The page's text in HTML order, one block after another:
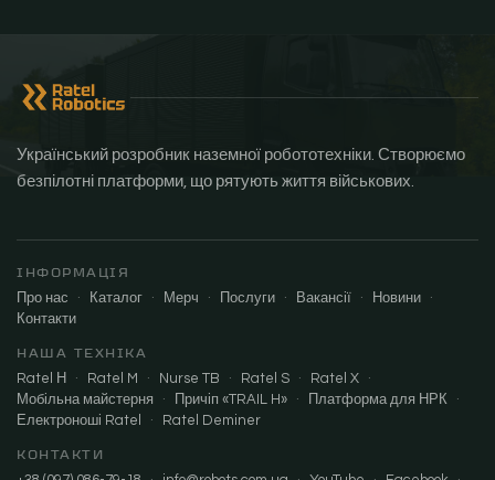
Український розробник наземної робототехніки. Створюємо
безпілотні платформи, що рятують життя військових.
ІНФОРМАЦІЯ
Про нас · Каталог · Мерч · Послуги · Вакансії · Новини
·
Контакти
НАША ТЕХНІКА
Ratel Н · Ratel M · Nurse TB · Ratel S · Ratel X
·
Мобільна майстерня
· Причіп «TRAIL H» · Платформа для НРК
·
Електроноші Ratel
· Ratel Deminer
КОНТАКТИ